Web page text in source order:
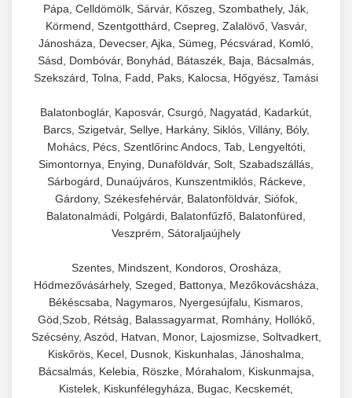
Pápa, Celldömölk, Sárvár, Kőszeg, Szombathely, Ják,
Körmend, Szentgotthárd, Csepreg, Zalalövő, Vasvár,
Jánosháza, Devecser, Ajka, Sümeg, Pécsvárad, Komló,
Sásd, Dombóvár, Bonyhád, Bátaszék, Baja, Bácsalmás,
Szekszárd, Tolna, Fadd, Paks, Kalocsa, Hőgyész, Tamási
Balatonboglár, Kaposvár, Csurgó, Nagyatád, Kadarkút,
Barcs, Szigetvár, Sellye, Harkány, Siklós, Villány, Bóly,
Mohács, Pécs, Szentlőrinc Andocs, Tab, Lengyeltóti,
Simontornya, Enying, Dunaföldvár, Solt, Szabadszállás,
Sárbogárd, Dunaújváros, Kunszentmiklós, Ráckeve,
Gárdony, Székesfehérvár, Balatonföldvár, Siófok,
Balatonalmádi, Polgárdi, Balatonfűzfő, Balatonfüred,
Veszprém, Sátoraljaújhely
Szentes, Mindszent, Kondoros, Orosháza,
Hódmezővásárhely, Szeged, Battonya, Mezőkovácsháza,
Békéscsaba, Nagymaros, Nyergesújfalu, Kismaros,
Göd,Szob, Rétság, Balassagyarmat, Romhány, Hollókő,
Szécsény, Aszód, Hatvan, Monor, Lajosmizse, Soltvadkert,
Kiskőrös, Kecel, Dusnok, Kiskunhalas, Jánoshalma,
Bácsalmás, Kelebia, Röszke, Mórahalom, Kiskunmajsa,
Kistelek, Kiskunfélegyháza, Bugac, Kecskemét,